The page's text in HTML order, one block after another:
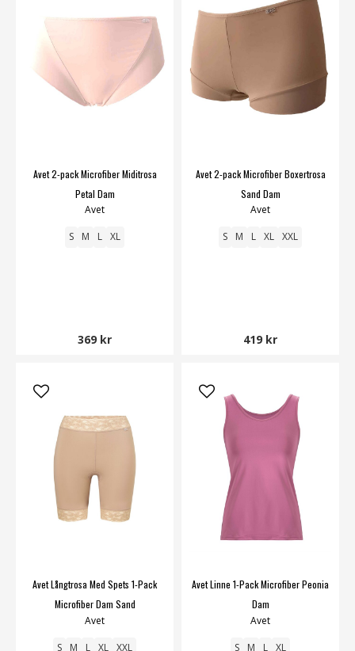
Avet 2-pack Microfiber Miditrosa
Petal Dam
Avet
S M L XL
369 kr
Avet 2-pack Microfiber Boxertrosa
Sand Dam
Avet
S M L XL XXL
419 kr
Avet Långtrosa Med Spets 1-Pack
Microfiber Dam Sand
Avet
S M L XL XXL
Avet Linne 1-Pack Microfiber Peonia
Dam
Avet
S M L XL